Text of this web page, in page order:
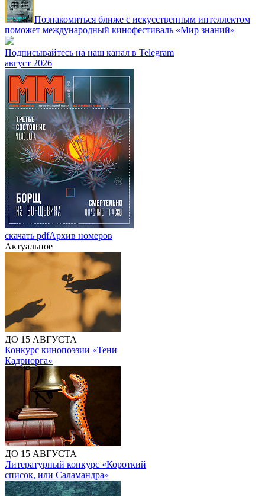
Познакомиться ближе с искусственным интеллектом
поможет международный кинофестиваль «Мир знаний»
Подписывайтесь на наш канал в Telegram
август 2026
скачать pdfАрхив номеров
Актуальное
ДО 15 АВГУСТА
Конкурс кинопоэзии «Тени
Кадриорга»
ДО 15 АВГУСТА
Литературный конкурс «Короткий
список, или Саламандра»